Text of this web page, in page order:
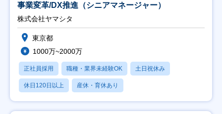
事業変革/DX推進（シニアマネージャー）
株式会社ヤマシタ
東京都
1000万~2000万
正社員採用 職種・業界未経験OK 土日祝休み
休日120日以上 産休・育休あり